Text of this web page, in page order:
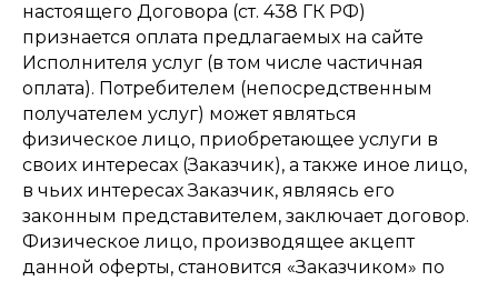
настоящего Договора (ст. 438 ГК РФ)
признается оплата предлагаемых на сайте
Исполнителя услуг (в том числе частичная
оплата). Потребителем (непосредственным
получателем услуг) может являться
физическое лицо, приобретающее услуги в
своих интересах (Заказчик), а также иное лицо,
в чьих интересах Заказчик, являясь его
законным представителем, заключает договор.
Физическое лицо, производящее акцепт
данной оферты, становится «Заказчиком» по